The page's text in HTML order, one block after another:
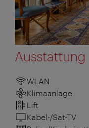
Ausstattung
WLAN
Klimaanlage
Lift
Kabel-/Sat-TV